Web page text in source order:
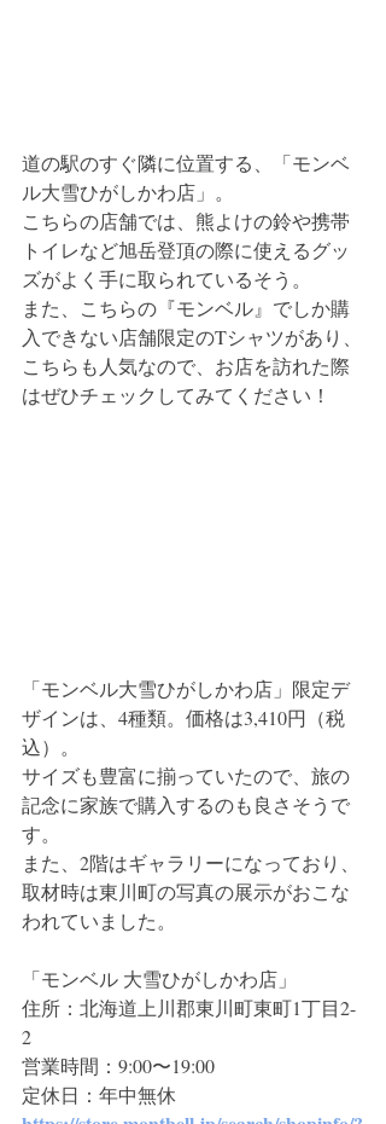
道の駅のすぐ隣に位置する、「モンベ
ル大雪ひがしかわ店」。
こちらの店舗では、熊よけの鈴や携帯
トイレなど旭岳登頂の際に使えるグッ
ズがよく手に取られているそう。
また、こちらの『モンベル』でしか購
入できない店舗限定のTシャツがあり、
こちらも人気なので、お店を訪れた際
はぜひチェックしてみてください！
「モンベル大雪ひがしかわ店」限定デ
ザインは、4種類。価格は3,410円（税
込）。
サイズも豊富に揃っていたので、旅の
記念に家族で購入するのも良さそうで
す。
また、2階はギャラリーになっており、
取材時は東川町の写真の展示がおこな
われていました。
「モンベル 大雪ひがしかわ店」
住所：北海道上川郡東川町東町1丁目2-
2
営業時間：9:00〜19:00
定休日：年中無休